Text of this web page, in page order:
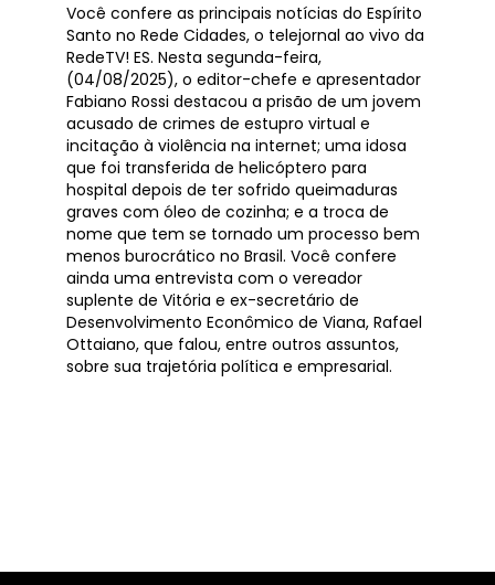
Você confere as principais notícias do Espírito
Santo no Rede Cidades, o telejornal ao vivo da
RedeTV! ES. Nesta segunda-feira,
(04/08/2025), o editor-chefe e apresentador
Fabiano Rossi destacou a prisão de um jovem
acusado de crimes de estupro virtual e
incitação à violência na internet; uma idosa
que foi transferida de helicóptero para
hospital depois de ter sofrido queimaduras
graves com óleo de cozinha; e a troca de
nome que tem se tornado um processo bem
menos burocrático no Brasil. Você confere
ainda uma entrevista com o vereador
suplente de Vitória e ex-secretário de
Desenvolvimento Econômico de Viana, Rafael
Ottaiano, que falou, entre outros assuntos,
sobre sua trajetória política e empresarial.